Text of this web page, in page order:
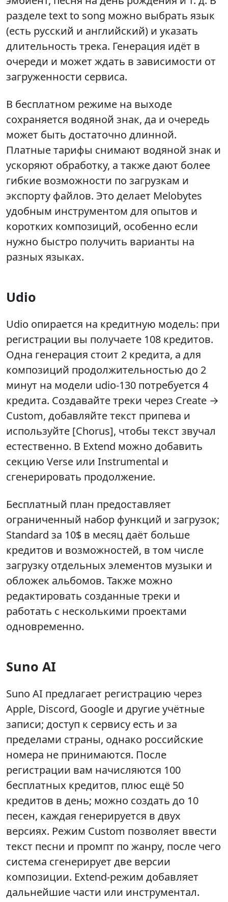
разделе text to song можно выбрать язык
(есть русский и английский) и указать
длительность трека. Генерация идёт в
очереди и может ждать в зависимости от
загруженности сервиса.
В бесплатном режиме на выходе
сохраняется водяной знак, да и очередь
может быть достаточно длинной.
Платные тарифы снимают водяной знак и
ускоряют обработку, а также дают более
гибкие возможности по загрузкам и
экспорту файлов. Это делает Melobytes
удобным инструментом для опытов и
коротких композиций, особенно если
нужно быстро получить варианты на
разных языках.
Udio
Udio опирается на кредитную модель: при
регистрации вы получаете 108 кредитов.
Одна генерация стоит 2 кредита, а для
композиций продолжительностью до 2
минут на модели udio-130 потребуется 4
кредита. Создавайте треки через Create →
Custom, добавляйте текст припева и
используйте [Chorus], чтобы текст звучал
естественно. В Extend можно добавить
секцию Verse или Instrumental и
сгенерировать продолжение.
Бесплатный план предоставляет
ограниченный набор функций и загрузок;
Standard за 10$ в месяц даёт больше
кредитов и возможностей, в том числе
загрузку отдельных элементов музыки и
обложек альбомов. Также можно
редактировать созданные треки и
работать с несколькими проектами
одновременно.
Suno AI
Suno AI предлагает регистрацию через
Apple, Discord, Google и другие учётные
записи; доступ к сервису есть и за
пределами страны, однако российские
номера не принимаются. После
регистрации вам начисляются 100
бесплатных кредитов, плюс ещё 50
кредитов в день; можно создать до 10
песен, каждая генерируется в двух
версиях. Режим Custom позволяет ввести
текст песни и промпт по жанру, после чего
система сгенерирует две версии
композиции. Extend‑режим добавляет
дальнейшие части или инструментал.